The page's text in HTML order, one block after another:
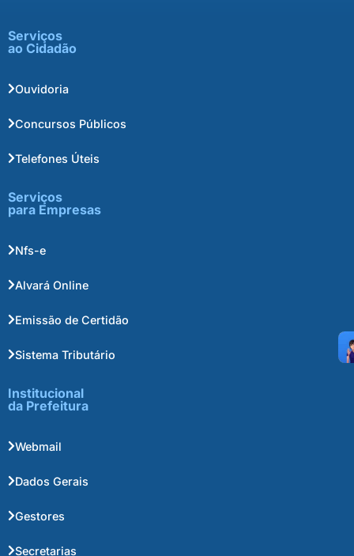
Serviços
ao Cidadão
Ouvidoria
Concursos Públicos
Telefones Úteis
Serviços
para Empresas
Nfs-e
Alvará Online
Emissão de Certidão
Sistema Tributário
Institucional
da Prefeitura
Webmail
Dados Gerais
Gestores
Secretarias